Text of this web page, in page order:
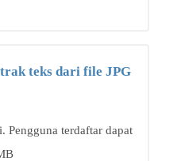
teks dari file JPG
Pengguna terdaftar dapat